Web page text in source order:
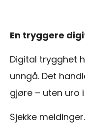
En tryggere
Digital trygghet
unngå. Det
gjøre – uten uro
Sjekke